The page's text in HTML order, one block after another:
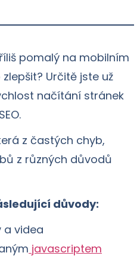
pomalý na mobilním
Určitě jste už
načítání stránek
z častých chyb,
z různých důvodů
důvody:
a videa
javascriptem